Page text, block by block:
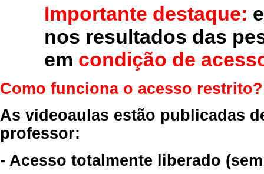
Importante destaque:
nos resultados das
em condição de
Como funciona o acesso restrito?
As videoaulas estão publicadas
professor:
- Acesso totalmente liberado